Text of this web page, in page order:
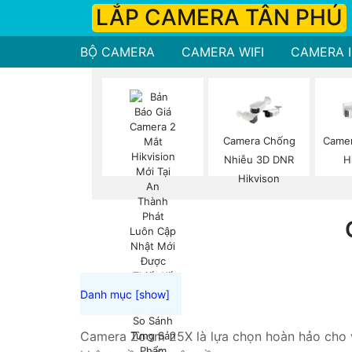
LẮP CAMERA TÂN PHÚ
BỘ CAMERA CAMERA WIFI CAMERA
Camera Chống
Nhiễu 3D DNR
Hikvison
Camera Zoom 25X là lựa chọn hoàn hảo